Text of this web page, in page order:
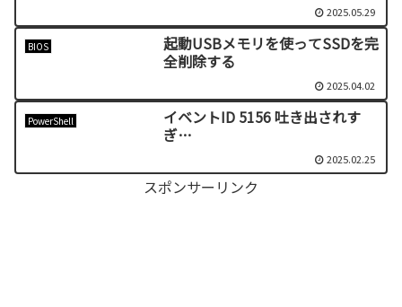
2025.05.29
BIOS
起動USBメモリを使ってSSDを完
全削除する
2025.04.02
PowerShell
イベントID 5156 吐き出されす
ぎ…
2025.02.25
スポンサーリンク